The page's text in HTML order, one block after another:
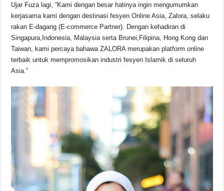
Ujar Fuza lagi, “Kami dengan besar hatinya ingin mengumumkan
kerjasama kami dengan destinasi fesyen Online Asia, Zalora, selaku
rakan E-dagang (E-commerce Partner). Dengan kehadiran di
Singapura,Indonesia, Malaysia serta Brunei,Filipina, Hong Kong dan
Taiwan, kami percaya bahawa ZALORA merupakan platform online
terbaik untuk mempromosikan industri fesyen Islamik di seluruh
Asia.”